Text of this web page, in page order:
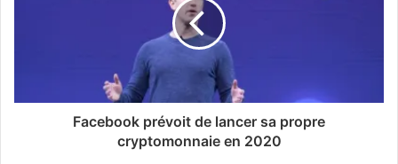
Facebook prévoit de lancer sa propre
cryptomonnaie en 2020